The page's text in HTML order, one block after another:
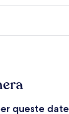
queste date